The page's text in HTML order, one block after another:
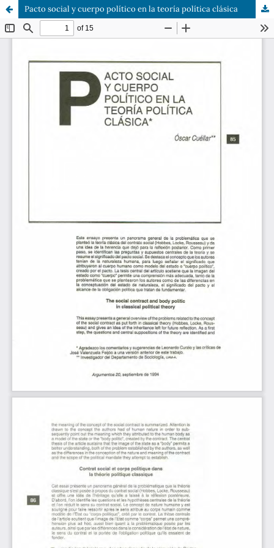
Pacto social y cuerpo político en la teoría política clásica